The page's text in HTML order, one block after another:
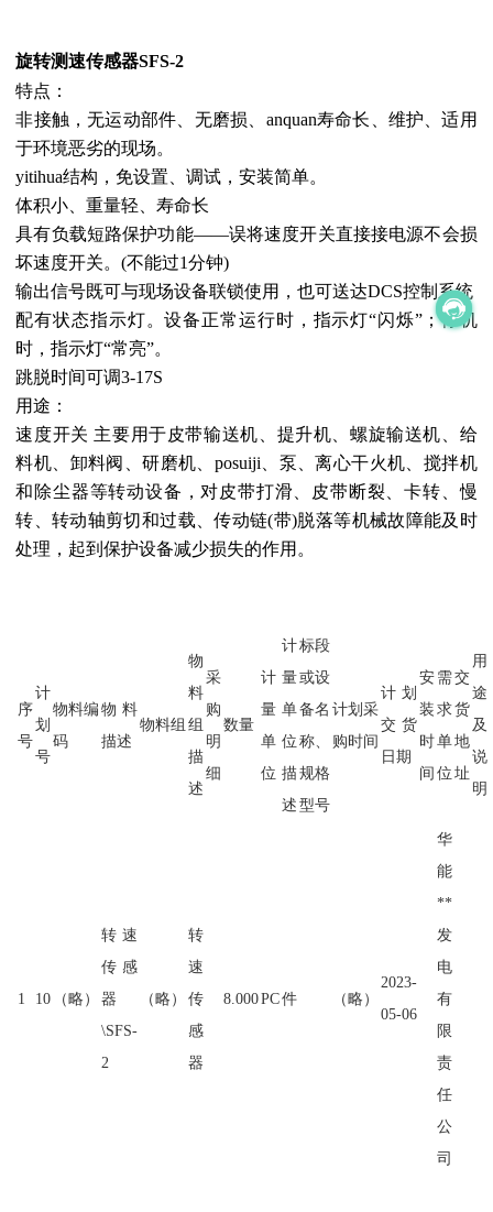
旋转测速传感器SFS-2
特点：
非接触，无运动部件、无磨损、anquan寿命长、维护、适用
于环境恶劣的现场。
yitihua结构，免设置、调试，安装简单。
体积小、重量轻、寿命长
具有负载短路保护功能——误将速度开关直接接电源不会损
坏速度开关。(不能过1分钟)
输出信号既可与现场设备联锁使用，也可送达DCS控制系统
配有状态指示灯。设备正常运行时，指示灯“闪烁”；停机
时，指示灯“常亮”。
跳脱时间可调3-17S
用途：
速度开关 主要用于皮带输送机、提升机、螺旋输送机、给
料机、卸料阀、研磨机、posuiji、泵、离心干火机、搅拌机
和除尘器等转动设备，对皮带打滑、皮带断裂、卡转、慢
转、转动轴剪切和过载、传动链(带)脱落等机械故障能及时
处理，起到保护设备减少损失的作用。
序
号
计
划
号
物料编
码
物料
描述
物料组
物
料
组
描
述
采
购
明
细
数量
计
量
单
位
计
量
单
位
描
述
标段
或设
备名
称、
规格
型号
计划采
购时间
计划
交货
日期
安
装
时
间
需
求
单
位
交
货
地
址
用
途
及
说
明
1 10 （略）
转速
传感
器
\SFS-
2
（略）
转
速
传
感
器
8.000PC件 （略）
2023-
05-06
华
能
**
发
电
有
限
责
任
公
司